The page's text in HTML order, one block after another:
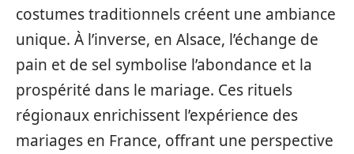
costumes traditionnels créent une ambiance
unique. À l’inverse, en Alsace, l’échange de
pain et de sel symbolise l’abondance et la
prospérité dans le mariage. Ces rituels
régionaux enrichissent l’expérience des
mariages en France, offrant une perspective